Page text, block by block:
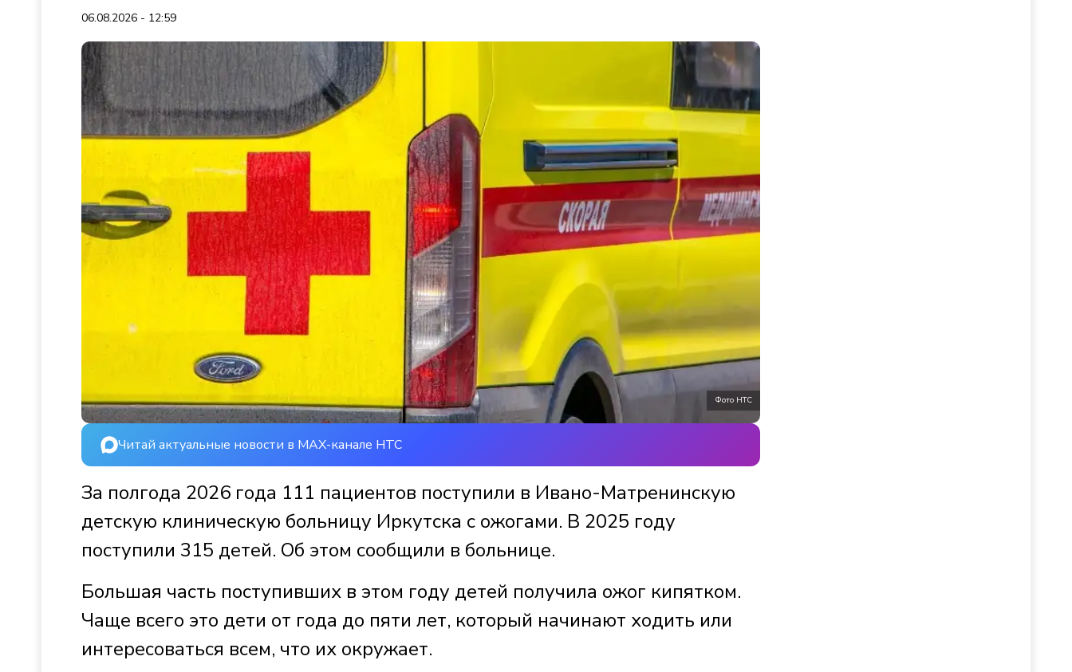
06.08.2026 - 12:59
Фото НТС
Читай актуальные новости в MAX-канале НТС
За полгода 2026 года 111 пациентов поступили в Ивано-Матренинскую
детскую клиническую больницу Иркутска с ожогами. В 2025 году
поступили 315 детей. Об этом сообщили в больнице.
Большая часть поступивших в этом году детей получила ожог кипятком.
Чаще всего это дети от года до пяти лет, который начинают ходить или
интересоваться всем, что их окружает.